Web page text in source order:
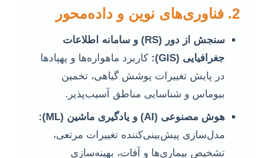
2. فناوری‌های نوین و داده‌محور
سنجش از دور (RS) و سامانه اطلاعات
جغرافیایی (GIS):
کاربرد ماهواره‌ها و پهپادها
در پایش تغییرات پوشش گیاهی، تخمین
بیوماس و شناسایی مناطق آسیب‌پذیر.
هوش مصنوعی (AI) و یادگیری ماشین (ML):
مدل‌سازی پیش‌بینی‌کننده تغییرات مرتعی،
تشخیص بیماری‌ها و آفات، بهینه‌سازی